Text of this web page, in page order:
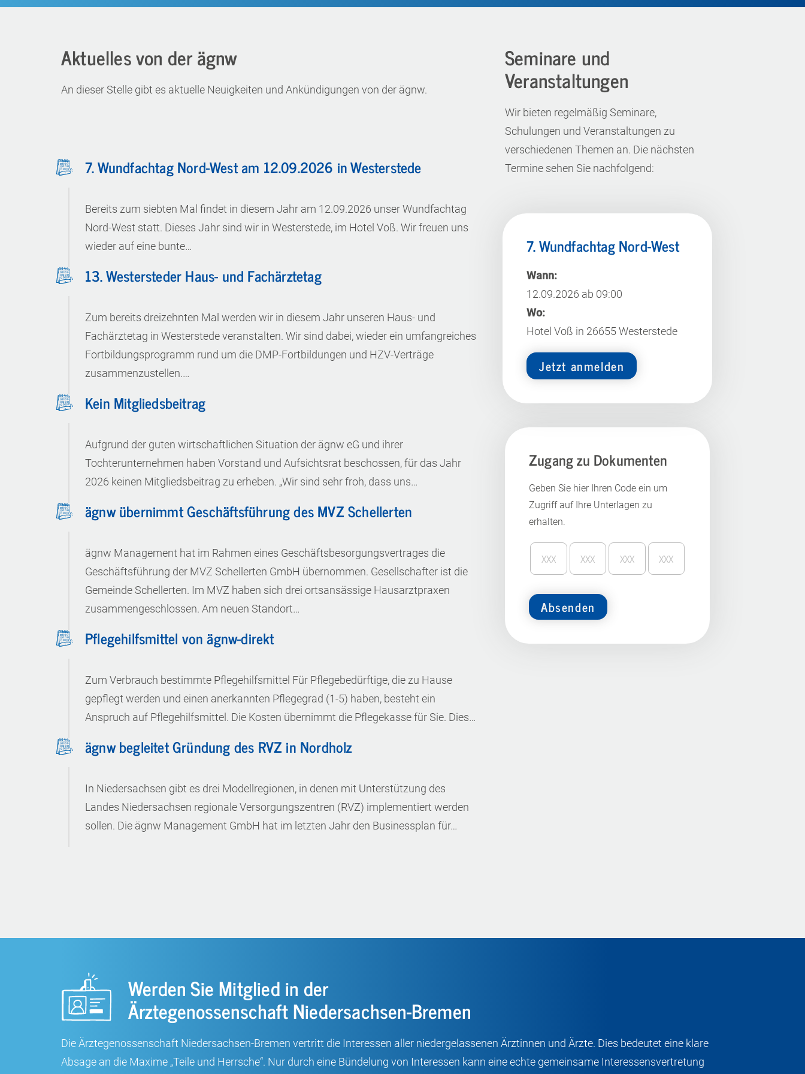
Aktuelles von der ägnw
An dieser Stelle gibt es aktuelle Neuigkeiten und Ankündigungen von der ägnw.
7. Wundfachtag Nord-West am 12.09.2026 in Westerstede
Bereits zum siebten Mal findet in diesem Jahr am 12.09.2026 unser Wundfachtag
Nord-West statt. Dieses Jahr sind wir in Westerstede, im Hotel Voß. Wir freuen uns
wieder auf eine bunte…
13. Westersteder Haus- und Fachärztetag
Zum bereits dreizehnten Mal werden wir in diesem Jahr unseren Haus- und
Fachärztetag in Westerstede veranstalten. Wir sind dabei, wieder ein umfangreiches
Fortbildungsprogramm rund um die DMP-Fortbildungen und HZV-Verträge
zusammenzustellen.…
Kein Mitgliedsbeitrag
Aufgrund der guten wirtschaftlichen Situation der ägnw eG und ihrer
Tochterunternehmen haben Vorstand und Aufsichtsrat beschossen, für das Jahr
2026 keinen Mitgliedsbeitrag zu erheben. „Wir sind sehr froh, dass uns…
ägnw übernimmt Geschäftsführung des MVZ Schellerten
ägnw Management hat im Rahmen eines Geschäftsbesorgungsvertrages die
Geschäftsführung der MVZ Schellerten GmbH übernommen. Gesellschafter ist die
Gemeinde Schellerten. Im MVZ haben sich drei ortsansässige Hausarztpraxen
zusammengeschlossen. Am neuen Standort…
Pflegehilfsmittel von ägnw-direkt
Zum Verbrauch bestimmte Pflegehilfsmittel Für Pflegebedürftige, die zu Hause
gepflegt werden und einen anerkannten Pflegegrad (1-5) haben, besteht ein
Anspruch auf Pflegehilfsmittel. Die Kosten übernimmt die Pflegekasse für Sie. Dies…
ägnw begleitet Gründung des RVZ in Nordholz
In Niedersachsen gibt es drei Modellregionen, in denen mit Unterstützung des
Landes Niedersachsen regionale Versorgungszentren (RVZ) implementiert werden
sollen. Die ägnw Management GmbH hat im letzten Jahr den Businessplan für…
Seminare und
Veranstaltungen
Wir bieten regelmäßig Seminare,
Schulungen und Veranstaltungen zu
verschiedenen Themen an. Die nächsten
Termine sehen Sie nachfolgend:
7. Wundfachtag Nord-West
Wann:
12.09.2026 ab 09:00
Wo:
Hotel Voß in 26655 Westerstede
Jetzt anmelden
Zugang zu Dokumenten
Geben Sie hier Ihren Code ein um
Zugriff auf Ihre Unterlagen zu
erhalten.
Absenden
Werden Sie Mitglied in der
Ärztegenossenschaft Niedersachsen-Bremen
Die Ärztegenossenschaft Niedersachsen-Bremen vertritt die Interessen aller niedergelassenen Ärztinnen und Ärzte. Dies bedeutet eine klare
Absage an die Maxime „Teile und Herrsche“. Nur durch eine Bündelung von Interessen kann eine echte gemeinsame Interessensvertretung